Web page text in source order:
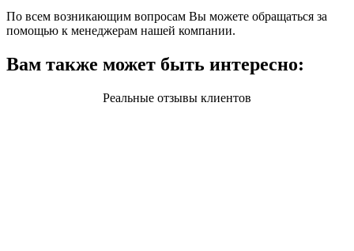
По всем возникающим вопросам Вы можете обращаться за
помощью к менеджерам нашей компании.
Вам также может быть интересно:
Реальные отзывы клиентов